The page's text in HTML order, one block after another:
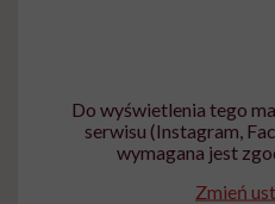
Do wyświetlenia tego
serwisu (Instagram,
wymagana jest
Zmień